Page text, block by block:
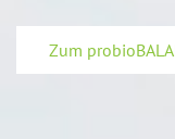
Zum